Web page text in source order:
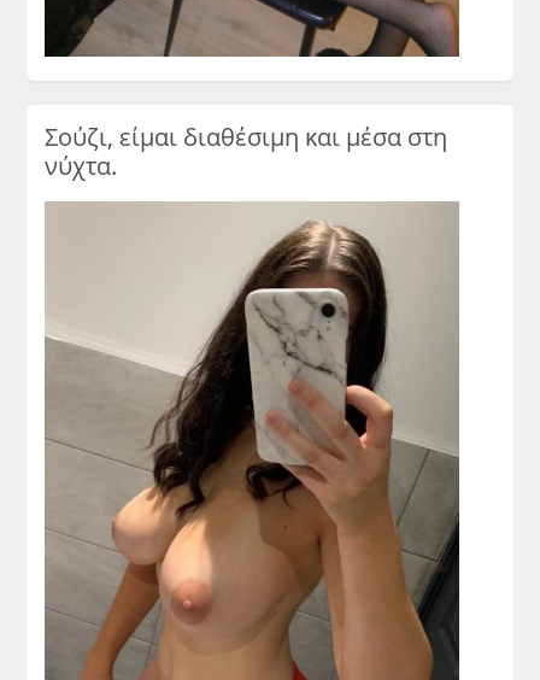
Σούζι, είμαι διαθέσιμη και μέσα στη
νύχτα.